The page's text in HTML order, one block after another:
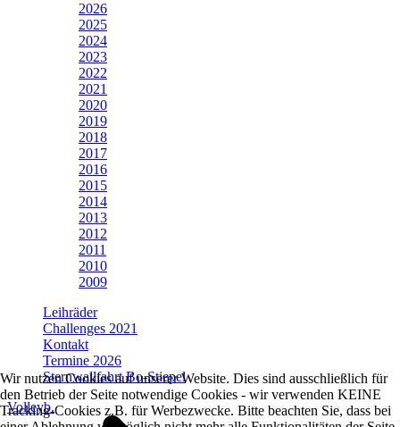
2026
2025
2024
2023
2022
2021
2020
2019
2018
2017
2016
2015
2014
2013
2012
2011
2010
2009
Leihräder
Challenges 2021
Kontakt
Termine 2026
Sternwallfahrt Bo-Stiepel
Volleyb.
Wir nutzen Cookies auf unserer Website. Dies sind ausschließlich für
den Betrieb der Seite notwendige Cookies - wir verwenden KEINE
Tracking-Cookies z.B. für Werbezwecke. Bitte beachten Sie, dass bei